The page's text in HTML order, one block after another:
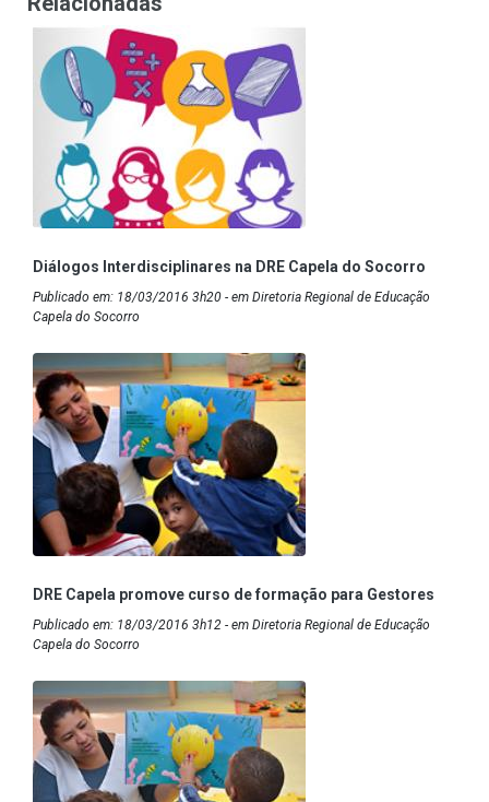
Diálogos Interdisciplinares na DRE Capela do Socorro
Publicado em: 18/03/2016 3h20 - em Diretoria Regional de Educação
Capela do Socorro
DRE Capela promove curso de formação para Gestores
Publicado em: 18/03/2016 3h12 - em Diretoria Regional de Educação
Capela do Socorro